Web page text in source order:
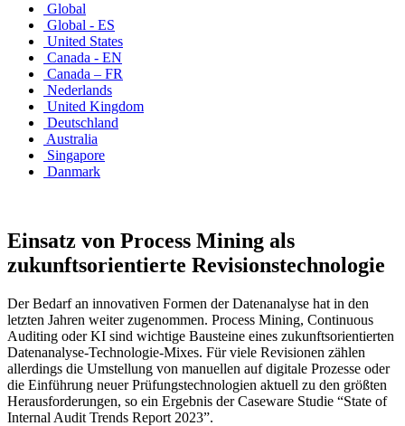
Global
Global - ES
United States
Canada - EN
Canada – FR
Nederlands
United Kingdom
Deutschland
Australia
Singapore
Danmark
Einsatz von Process Mining als
zukunftsorientierte Revisionstechnologie
Der Bedarf an innovativen Formen der Datenanalyse hat in den
letzten Jahren weiter zugenommen. Process Mining, Continuous
Auditing oder KI sind wichtige Bausteine eines zukunftsorientierten
Datenanalyse-Technologie-Mixes. Für viele Revisionen zählen
allerdings die Umstellung von manuellen auf digitale Prozesse oder
die Einführung neuer Prüfungstechnologien aktuell zu den größten
Herausforderungen, so ein Ergebnis der Caseware Studie “State of
Internal Audit Trends Report 2023”.